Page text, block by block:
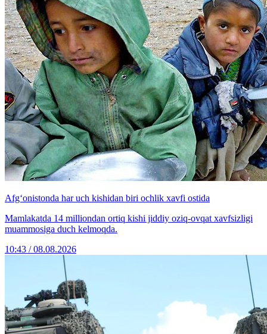
Afg‘onistonda har uch kishidan biri ochlik xavfi ostida
Mamlakatda 14 milliondan ortiq kishi jiddiy oziq-ovqat xavfsizligi
muammosiga duch kelmoqda.
10:43 / 08.08.2026